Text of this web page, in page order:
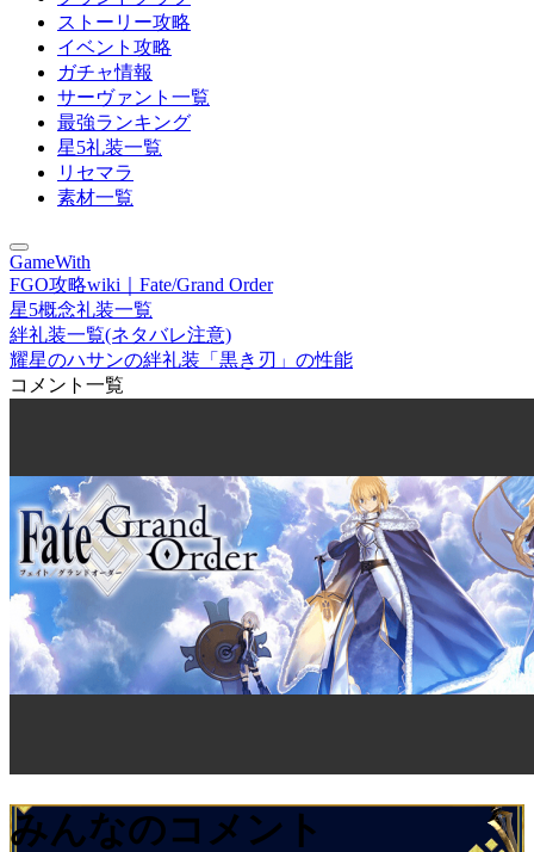
ストーリー攻略
イベント攻略
ガチャ情報
サーヴァント一覧
最強ランキング
星5礼装一覧
リセマラ
素材一覧
GameWith
FGO攻略wiki｜Fate/Grand Order
星5概念礼装一覧
絆礼装一覧(ネタバレ注意)
耀星のハサンの絆礼装「黒き刃」の性能
コメント一覧
みんなのコメント